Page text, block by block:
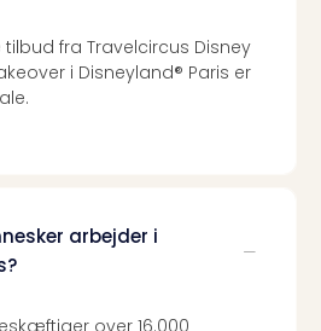
fra Travelcircus Disney
i Disneyland® Paris er
arbejder i
over 16.000